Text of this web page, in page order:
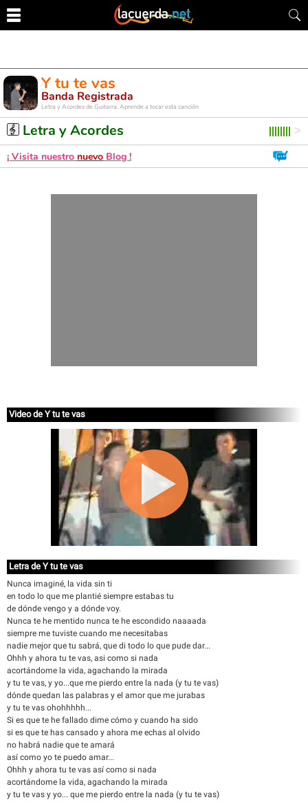
Y tu te vas
Banda Registrada
Letra y Acordes de Guitarra. Aprende a tocar esta canción
Letra y Acordes
¡ Visita nuestro nuevo Blog !
Video de Y tu te vas
Letra de Y tu te vas
Nunca imaginé, la vida sin ti
en todo lo que me plantié siempre estabas tu
de dónde vengo y a dónde voy.
Nunca te he mentido nunca te he escondido naaaada
siempre me tuviste cuando me necesitabas
nadie mejor que tu sabrá, que di todo lo que pude dar...
Ohhh y ahora tu te vas, asi como si nada
acortándome la vida, agachando la mirada
y tu te vas, y yo...que me pierdo entre la nada (y tu te vas)
dónde quedan las palabras y el amor que me jurabas
y tu te vas ohohhhhh...
Si es que te he fallado dime cómo y cuando ha sido
si es que te has cansado y ahora me echas al olvido
no habrá nadie que te amará
así como yo te puedo amar...
Ohhh y ahora tu te vas así como si nada
acortándome la vida, agachando la mirada
y tu te vas y yo... que me pierdo entre la nada (y tu te vas)